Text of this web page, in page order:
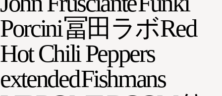
Porcini冨田ラボRed
Hot Chili Peppers
extendedFishmans